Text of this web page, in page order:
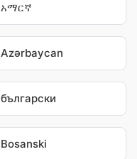
አማርኛ
Azərbaycan
български
Bosanski